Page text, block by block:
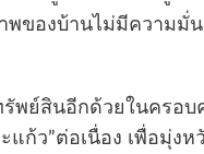
ของบ้านไม่มีความมั่
ย์สินอีกด้วยในครอบ
ก้ว”ต่อเนื่อง เพื่อมุ่ง